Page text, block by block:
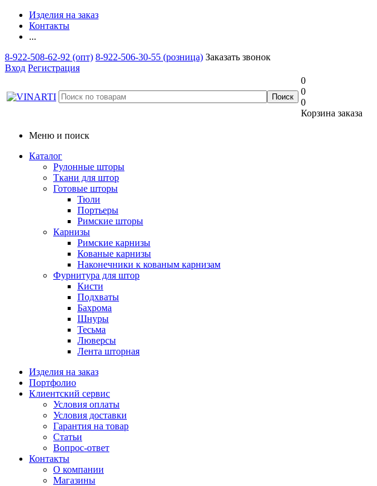
Изделия на заказ
Контакты
...
8-922-508-62-92 (опт) 8-922-506-30-55 (розница) Заказать звонок
Вход Регистрация
0
0
0
Корзина заказа
Меню и поиск
Каталог
Рулонные шторы
Ткани для штор
Готовые шторы
Тюли
Портьеры
Римские шторы
Карнизы
Римские карнизы
Кованые карнизы
Наконечники к кованым карнизам
Фурнитура для штор
Кисти
Подхваты
Бахрома
Шнуры
Тесьма
Люверсы
Лента шторная
Изделия на заказ
Портфолио
Клиентский сервис
Условия оплаты
Условия доставки
Гарантия на товар
Статьи
Вопрос-ответ
Контакты
О компании
Магазины